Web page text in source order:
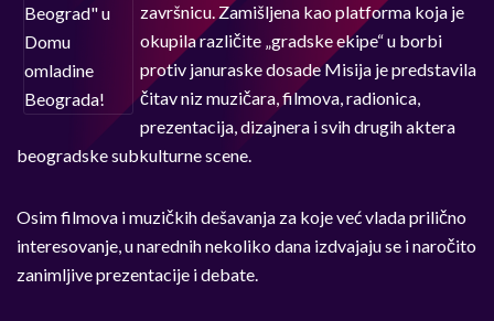
završnicu. Zamišljena kao platforma koja je
okupila različite „gradske ekipe“ u borbi
protiv januraske dosade Misija je predstavila
čitav niz muzičara, filmova, radionica,
prezentacija, dizajnera i svih drugih aktera
beogradske subkulturne scene.
Osim filmova i muzičkih dešavanja za koje već vlada prilično
interesovanje, u narednih nekoliko dana izdvajaju se i naročito
zanimljive prezentacije i debate.